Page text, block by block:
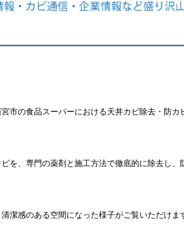
市の食品スーパーにおける天井カビ除去・防カ
を、専門の薬剤と施工方法で徹底的に除去し、
潔感のある空間になった様子がご覧いただけま